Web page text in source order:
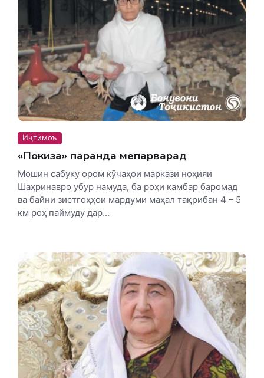
Иҷтимоъ
«Покиза» паранда мепарварад
Мошин сабуку ором кӯчаҳои маркази ноҳияи
Шаҳринавро убур намуда, ба роҳи камбар баромад
ва байни зистгоҳҳои мардуми маҳал тақрибан 4 – 5
км роҳ паймуду дар...